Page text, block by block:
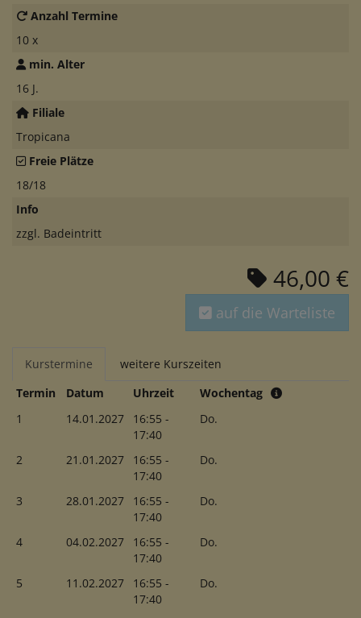
Anzahl Termine
10 x
min. Alter
16 J.
Filiale
Tropicana
Freie Plätze
18/18
Info
zzgl. Badeintritt
46,00 €
auf die Warteliste
Kurstermine
weitere Kurszeiten
Termin
Datum Uhrzeit
Wochentag
1
14.01.2027
16:55 -
17:40
Do.
2 21.01.2027
16:55 -
17:40
Do.
3 28.01.2027
16:55 -
17:40
Do.
4 04.02.2027
16:55 -
17:40
Do.
5 11.02.2027
16:55 -
17:40
Do.